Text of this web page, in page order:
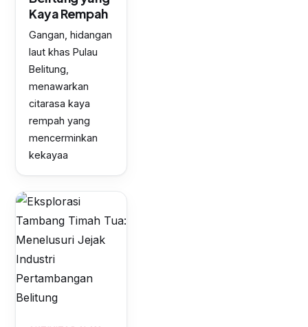
Kaya Rempah
Gangan, hidangan
laut khas Pulau
Belitung,
menawarkan
citarasa kaya
rempah yang
mencerminkan
kekayaa